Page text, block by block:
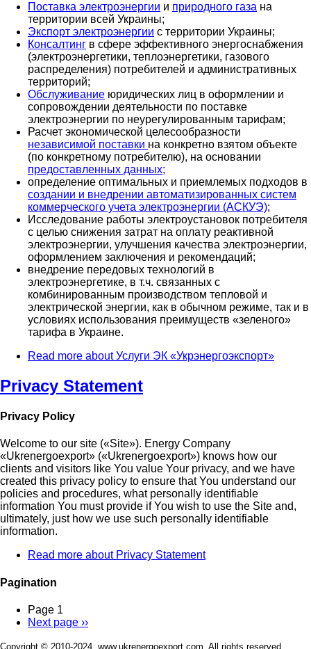
Поставка электроэнергии и природного газа на
территории всей Украины;
Экспорт электроэнергии с территории Украины;
Консалтинг в сфере эффективного энергоснабжения
(электроэнергетики, теплоэнергетики, газового
распределения) потребителей и административных
территорий;
Обслуживание юридических лиц в оформлении и
сопровождении деятельности по поставке
электроэнергии по неурегулированным тарифам;
Расчет экономической целесообразности
независимой поставки на конкретно взятом объекте
(по конкретному потребителю), на основании
предоставленных данных;
определение оптимальных и приемлемых подходов в
создании и внедрении автоматизированных систем
коммерческого учета электроэнергии (АСКУЭ);
Исследование работы электроустановок потребителя
с целью снижения затрат на оплату реактивной
электроэнергии, улучшения качества электроэнергии,
оформлением заключения и рекомендаций;
внедрение передовых технологий в
электроэнергетике, в т.ч. связанных с
комбинированным производством тепловой и
электрической энергии, как в обычном режиме, так и в
условиях использования преимуществ «зеленого»
тарифа в Украине.
Read more about Услуги ЭК «Укрэнергоэкспорт»
Privacy Statement
Privacy Policy
Welcome to our site («Site»). Energy Company
«Ukrenergoexport» («Ukrenergoexport») knows how our
clients and visitors like You value Your privacy, and we have
created this privacy policy to ensure that You understand our
policies and procedures, what personally identifiable
information You must provide if You wish to use the Site and,
ultimately, just how we use such personally identifiable
information.
Read more about Privacy Statement
Pagination
Page 1
Next page ››
Copyright © 2010-2024. www.ukrenergoexport.com. All rights reserved.